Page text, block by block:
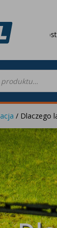
od 649
Lampy
Lampy
/ Dlaczego